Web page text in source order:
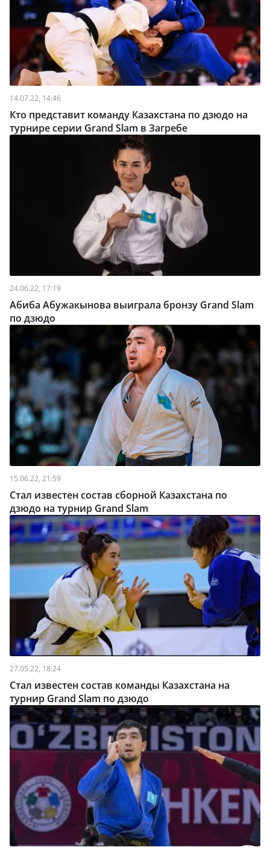
14.07.22, 14:46
Кто представит команду Казахстана по дзюдо на
турнире серии Grand Slam в Загребе
24.06.22, 17:19
Абиба Абужакынова выиграла бронзу Grand Slam
по дзюдо
15.06.22, 21:59
Стал известен состав сборной Казахстана по
дзюдо на турнир Grand Slam
27.05.22, 18:24
Стал известен состав команды Казахстана на
турнир Grand Slam по дзюдо